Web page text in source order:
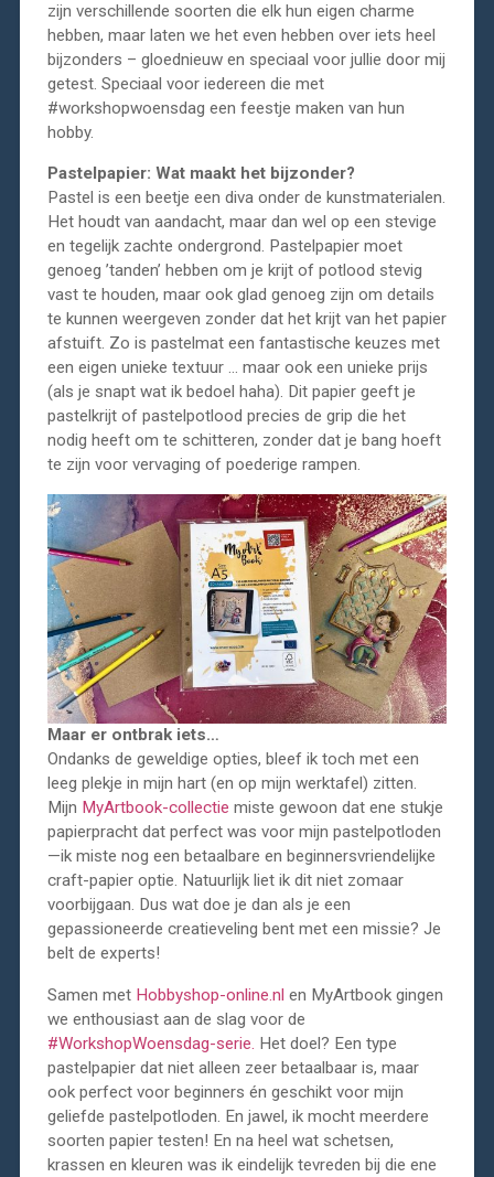
zijn verschillende soorten die elk hun eigen charme
hebben, maar laten we het even hebben over iets heel
bijzonders – gloednieuw en speciaal voor jullie door mij
getest. Speciaal voor iedereen die met
#workshopwoensdag een feestje maken van hun
hobby.
Pastelpapier: Wat maakt het bijzonder?
Pastel is een beetje een diva onder de kunstmaterialen.
Het houdt van aandacht, maar dan wel op een stevige
en tegelijk zachte ondergrond. Pastelpapier moet
genoeg ’tanden’ hebben om je krijt of potlood stevig
vast te houden, maar ook glad genoeg zijn om details
te kunnen weergeven zonder dat het krijt van het papier
afstuift. Zo is pastelmat een fantastische keuzes met
een eigen unieke textuur … maar ook een unieke prijs
(als je snapt wat ik bedoel haha). Dit papier geeft je
pastelkrijt of pastelpotlood precies de grip die het
nodig heeft om te schitteren, zonder dat je bang hoeft
te zijn voor vervaging of poederige rampen.
Maar er ontbrak iets…
Ondanks de geweldige opties, bleef ik toch met een
leeg plekje in mijn hart (en op mijn werktafel) zitten.
Mijn MyArtbook-collectie miste gewoon dat ene stukje
papierpracht dat perfect was voor mijn pastelpotloden
—ik miste nog een betaalbare en beginnersvriendelijke
craft-papier optie. Natuurlijk liet ik dit niet zomaar
voorbijgaan. Dus wat doe je dan als je een
gepassioneerde creatieveling bent met een missie? Je
belt de experts!
Samen met Hobbyshop-online.nl en MyArtbook gingen
we enthousiast aan de slag voor de
#WorkshopWoensdag-serie. Het doel? Een type
pastelpapier dat niet alleen zeer betaalbaar is, maar
ook perfect voor beginners én geschikt voor mijn
geliefde pastelpotloden. En jawel, ik mocht meerdere
soorten papier testen! En na heel wat schetsen,
krassen en kleuren was ik eindelijk tevreden bij die ene